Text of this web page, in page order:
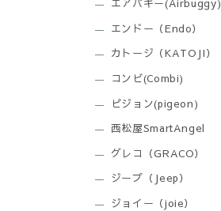
エアバギー(Airbuggy)
エンドー（Endo）
カトージ（KATOJI）
コンビ(Combi)
ピジョン(pigeon)
西松屋SmartAngel
グレコ（GRACO）
ジープ（Jeep）
ジョイー（joie）